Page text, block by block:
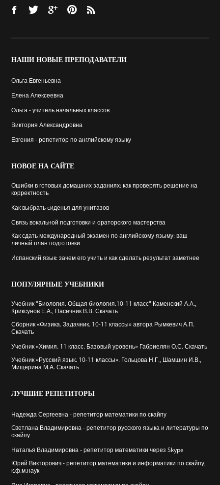
НАШИ НОВЫЕ ПРЕПОДАВАТЕЛИ
Ольга Евгеньевна
Елена Алексеевна
Ольга - учитель начальных классов
Виктория Александровна
Евгения - репетитор по английскому языку
НОВОЕ НА САЙТЕ
Ошибки в готовых домашних заданиях: как проверять решение на
корректность
Как выбрать cиденья для унитазов
Связь вокальной подготовки и ораторского мастерства
Как сдать международный экзамен по английскому языму: ваш
личный план подготовки
Испанский язык: зачем его учить и как сделать результат заметнее
ПОПУЛЯРНЫЕ УЧЕБНИКИ
Учебник "Биология. Общая биология.10-11 класс" Каменский А.А.,
Криксунов Е.А., Пасечник В.В. Скачать
Сборник «Физика. Задачник. 10-11 классы» автора Рымкевич А.П.
Скачать
Учебник «Химия. 11 класс. Базовый уровень» Габриелян О.С. Скачать
Учебник «Русский язык. 10-11 классы». Гольцова Н.Г., Шамшин И.В.,
Мищерина М.А. Скачать
ЛУЧШИЕ РЕПЕТИТОРЫ
Надежда Сергеевна - репетитор математики по скайпу
Cветлана Владимировна - репетитор русского языка и литературы по
скайпу
Наталья Владимировна - репетитор математики через Skype
Юрий Викторович - репетитор математики и информатики по скайпу,
к.ф.м.наук